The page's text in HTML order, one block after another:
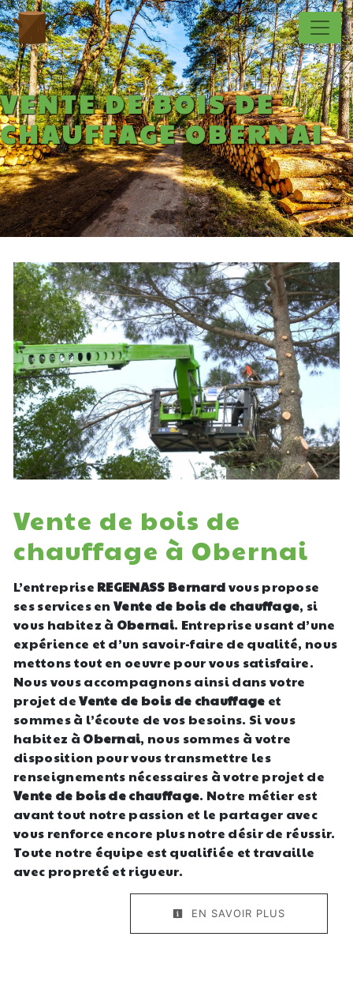
Panneau de gestion des cookies
VENTE DE BOIS DE
CHAUFFAGE OBERNAI
Vente de bois de
chauffage à Obernai
L’entreprise REGENASS Bernardvous propose
ses services enVente de bois de chauffage, si
vous habitez à Obernai. Entreprise usant d’une
expérience et d’un savoir-faire de qualité, nous
mettons tout en oeuvre pour vous satisfaire.
Nous vous accompagnons ainsi dans votre
projet deVente de bois de chauffage et
sommes à l’écoute de vos besoins. Si vous
habitez à Obernai, nous sommes à votre
disposition pour vous transmettre les
renseignements nécessaires à votre projet de
Vente de bois de chauffage. Notre métier est
avant tout notre passion et le partager avec
vous renforce encore plus notre désir de réussir.
Toute notre équipe est qualifiée et travaille
avec propreté et rigueur.
EN SAVOIR PLUS